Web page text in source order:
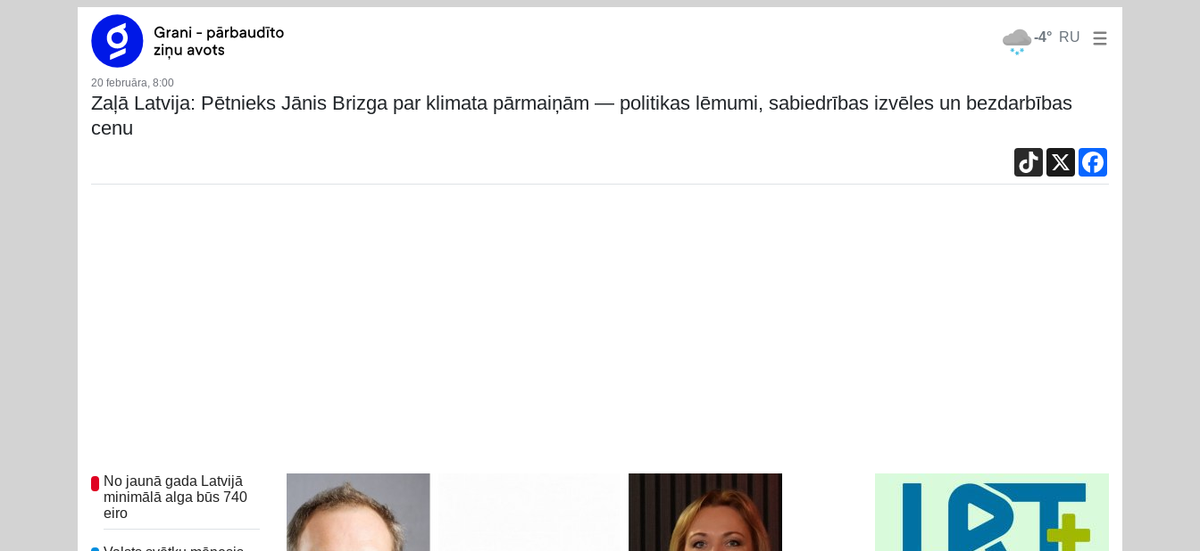
-4° RU
20 februāra, 8:00
Zaļā Latvija: Pētnieks Jānis Brizga par klimata pārmaiņām — politikas lēmumi, sabiedrības izvēles un bezdarbības
cenu
TikTok
X
No jaunā gada Latvijā
minimālā alga būs 740
eiro